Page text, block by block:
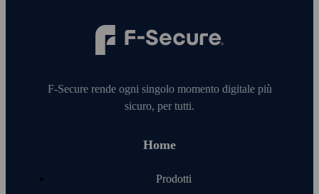
F‑Secure rende ogni singolo momento digitale più
sicuro, per tutti.
Home
Prodotti